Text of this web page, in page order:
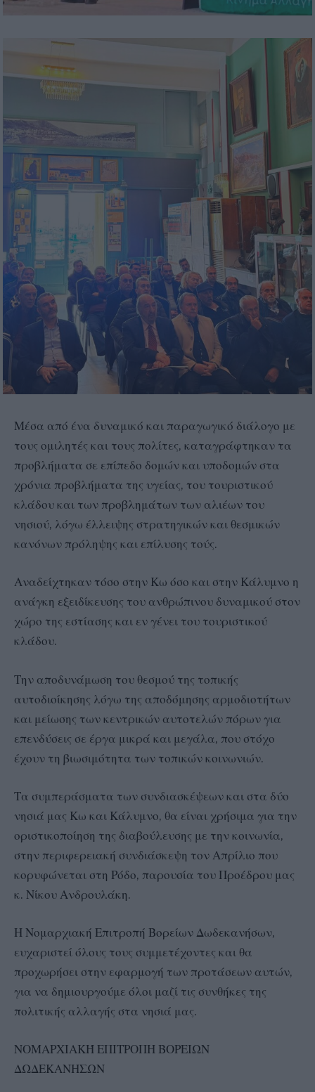
Μέσα από ένα δυναμικό και παραγωγικό διάλογο με
τους ομιλητές και τους πολίτες, καταγράφτηκαν τα
προβλήματα σε επίπεδο δομών και υποδομών στα
χρόνια προβλήματα της υγείας, του τουριστικού
κλάδου και των προβλημάτων των αλιέων του
νησιού, λόγω έλλειψης στρατηγικών και θεσμικών
κανόνων πρόληψης και επίλυσης τούς.
Αναδείχτηκαν τόσο στην Κω όσο και στην Κάλυμνο η
ανάγκη εξειδίκευσης του ανθρώπινου δυναμικού στον
χώρο της εστίασης και εν γένει του τουριστικού
κλάδου.
Την αποδυνάμωση του θεσμού της τοπικής
αυτοδιοίκησης λόγω της αποδόμησης αρμοδιοτήτων
και μείωσης των κεντρικών αυτοτελών πόρων για
επενδύσεις σε έργα μικρά και μεγάλα, που στόχο
έχουν τη βιωσιμότητα των τοπικών κοινωνιών.
Τα συμπεράσματα των συνδιασκέψεων και στα δύο
νησιά μας Κω και Κάλυμνο, θα είναι χρήσιμα για την
οριστικοποίηση της διαβούλευσης με την κοινωνία,
στην περιφερειακή συνδιάσκεψη τον Απρίλιο που
κορυφώνεται στη Ρόδο, παρουσία του Προέδρου μας
κ. Νίκου Ανδρουλάκη.
Η Νομαρχιακή Επιτροπή Βορείων Δωδεκανήσων,
ευχαριστεί όλους τους συμμετέχοντες και θα
προχωρήσει στην εφαρμογή των προτάσεων αυτών,
για να δημιουργούμε όλοι μαζί τις συνθήκες της
πολιτικής αλλαγής στα νησιά μας.
ΝΟΜΑΡΧΙΑΚΉ ΕΠΙΤΡΟΠΗ ΒΟΡΕΙΩΝ
ΔΩΔΕΚΑΝΗΣΩΝ